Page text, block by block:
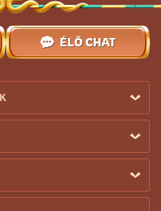
ÉLŐ CHAT